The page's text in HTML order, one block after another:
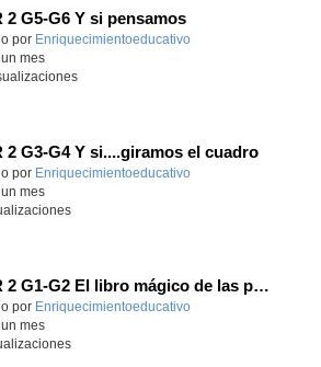
2 G5-G6 Y si pensamos
educativo.
por Enriquecimientoeducativo-
mes
2 G3-G4 Y si....giramos el cuadro
educativo.
por Enriquecimientoeducativo-
mes
SUR 2 G1-G2 El libro mágico de las preguntas imposibles.
educativo.
por Enriquecimientoeducativo-
mes